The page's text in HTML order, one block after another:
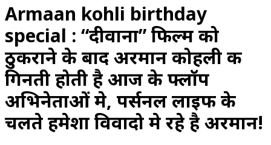
Armaan kohli birthday
special : “दीवाना” फिल्म को
ठुकराने के बाद अरमान कोहली की
गिनती होती है आज के फ्लॉप
अभिनेताओं मे, पर्सनल लाइफ के
चलते हमेशा विवादो मे रहे है अरमान!